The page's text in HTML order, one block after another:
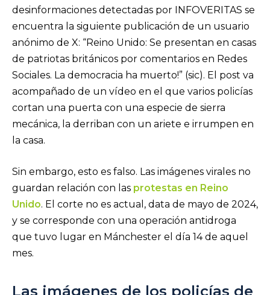
desinformaciones detectadas por INFOVERITAS se
encuentra la siguiente publicación de un usuario
anónimo de X: “Reino Unido: Se presentan en casas
de patriotas británicos por comentarios en Redes
Sociales. La democracia ha muerto!” (sic). El post va
acompañado de un vídeo en el que varios policías
cortan una puerta con una especie de sierra
mecánica, la derriban con un ariete e irrumpen en
la casa.
Sin embargo, esto es falso. Las imágenes virales no
guardan relación con las protestas en Reino
Unido. El corte no es actual, data de mayo de 2024,
y se corresponde con una operación antidroga
que tuvo lugar en Mánchester el día 14 de aquel
mes.
Las imágenes de los policías de